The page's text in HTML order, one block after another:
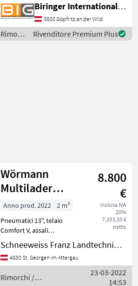
545 x 195 cm, 3.500 kg HzGG
Der oben angeführte
Mietpreis ist ein
Stundenpreis, jedoch ist
Biringer International GmbH
3800 Göpfritz an der Wild
Rimorchi
/
Rivenditore Premium Plus
Wörmann
Multilader
3043/210
8.800
€
inclusa IVA
20%
7.333,33 €
netto
Anno prod. 2022
2 m³
Pneumatici 13", telaio
Comfort V, assali
commerciali continui esenti
da manutenzione con
supporti lunghi rinforzati,
indipendenti pr
Schneeweiss Franz Landtechnik - Metallbau
4880 St. Georgen im Attergau
Rimorchi /
23-03-2022
14:53